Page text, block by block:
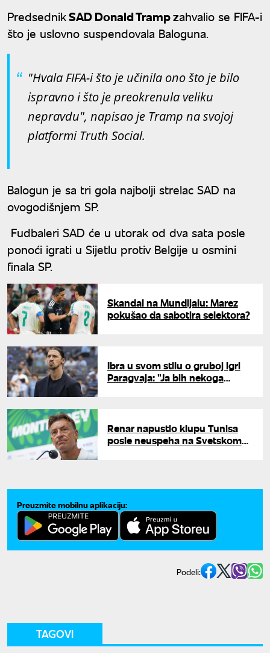
PredsednikSAD Donald Tramp zahvalio se FIFA-i
što je uslovno suspendovala Baloguna.
"Hvala FIFA-i što je učinila ono što je bilo
ispravno i što je preokrenula veliku
nepravdu", napisao je Tramp na svojoj
platformi Truth Social.
Balogun je sa tri gola najbolji strelac SAD na
ovogodišnjem SP.
Fudbaleri SAD će u utorak od dva sata posle
ponoći igrati u Sijetlu protiv Belgije u osmini
finala SP.
Skandal na Mundijalu: Marez
pokušao da sabotira selektora?
Ibra u svom stilu o gruboj igri
Paragvaja: "Ja bih nekoga
Renar napustio klupu Tunisa
posle neuspeha na Svetskom
Preuzmite mobilnu aplikaciju:
Podeli:
TAGOVI